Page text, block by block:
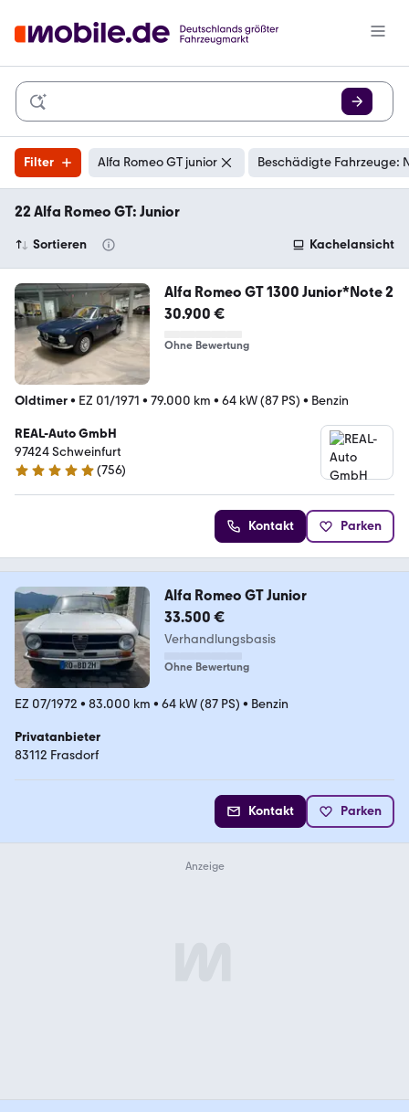
Filter Alfa Romeo GT junior Beschädigte Fahrzeuge:
22 Alfa Romeo GT: Junior
Sortieren Kachelansicht
Alfa Romeo GT 1300 Junior*Note 2
30.900 €
Ohne Bewertung
Oldtimer• EZ 01/1971 • 79.000 km • 64 kW (87 PS) • Benzin
REAL-Auto GmbH
97424 Schweinfurt
4.9 Sterne
(756)
Kontakt Parken
Alfa Romeo GT Junior
33.500 €
Verhandlungsbasis
Ohne Bewertung
EZ 07/1972 • 83.000 km • 64 kW (87 PS) • Benzin
Privatanbieter
83112 Frasdorf
Kontakt Parken